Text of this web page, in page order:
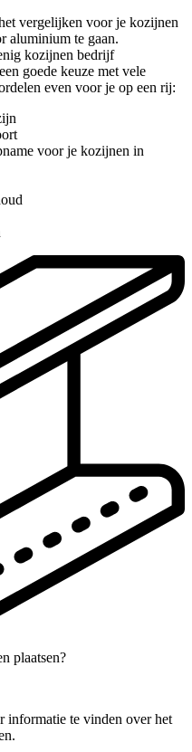
vergelijken voor je kozijnen
aluminium te gaan.
kozijnen bedrijf
goede keuze met vele
even voor je op een rij:
voor je kozijnen in
plaatsen?
informatie te vinden over het